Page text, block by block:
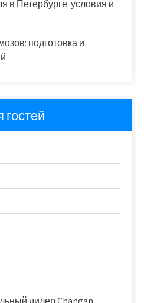
в Петербурге: условия и
подготовка и